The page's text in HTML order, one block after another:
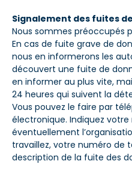
Signalement des fuites
Nous sommes préoccupés
En cas de fuite grave de
nous en informerons les
découvert une fuite de
en informer au plus vite,
24 heures qui suivent la
Vous pouvez le faire par
électronique. Indiquez votre
éventuellement
travaillez, votre numéro de
description de la fuite des